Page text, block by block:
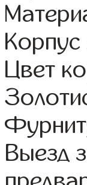
Цвет
Выезд